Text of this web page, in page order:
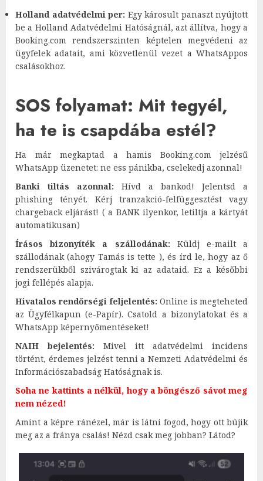
Holland adatvédelmi per: Egy károsult panaszt nyújtott
be a Holland Adatvédelmi Hatóságnál, azt állítva, hogy a
Booking.com rendszerszinten képtelen megvédeni az
ügyfelek adatait, ami közvetlenül vezet a WhatsAppos
csalásokhoz.
SOS folyamat: Mit tegyél,
ha te is csapdába estél?
Ha már megkaptad a hamis Booking.com jelzésű
WhatsApp üzenetet: ne ess pánikba, cselekedj azonnal!
Banki tiltás azonnal: Hívd a bankod! Jelentsd a
phishing tényét. Kérj tranzakció-felfüggesztést vagy
chargeback eljárást! ( a BANK ilyenkor, letiltja a kártyát
automatikusan)
Írásos bizonyíték a szállodának: Küldj e-mailt a
szállodának (ahogy Tamás is tette ), és írd le, hogy az ő
rendszerükből szivárogtak ki az adataid. Ez a későbbi
jogi fellépés alapja.
Hivatalos rendőrségi feljelentés: Online is megteheted
az Ügyfélkapun (e-Papír). Csatold a bizonylatokat és a
WhatsApp képernyőmentéseket!
NAIH bejelentés: Mivel itt adatvédelmi incidens
történt, érdemes jelzést tenni a Nemzeti Adatvédelmi és
Információszabadság Hatóságnak is.
Soha ne kattints a nélkül, hogy a böngésző sávot meg
nem nézed!
Amint a képre ránézel, már is látni fogod, hogy ott bújik
meg az a fránya csalás! Nézd csak meg jobban? Látod?